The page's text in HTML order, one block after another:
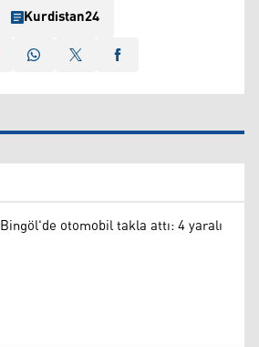
Kurdistan24
Bingöl'de otomobil takla attı: 4 yaralı